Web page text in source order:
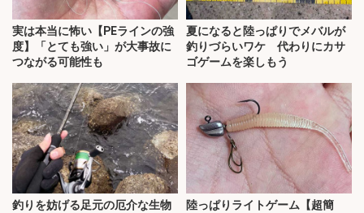
実は本当に怖い【PEラインの強
度】「とても強い」が大事故に
つながる可能性も
夏になると陸っぱりでメバルが
釣りづらいワケ 代わりにカサ
ゴゲームを楽しもう
釣りを妨げる足元の厄介な生物
陸っぱりライトゲーム【超簡